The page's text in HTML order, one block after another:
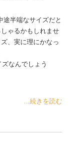
途半端なサイズだと
ゃるかもしれませ
、実に理にかなっ
なんでしょう
...続きを読む